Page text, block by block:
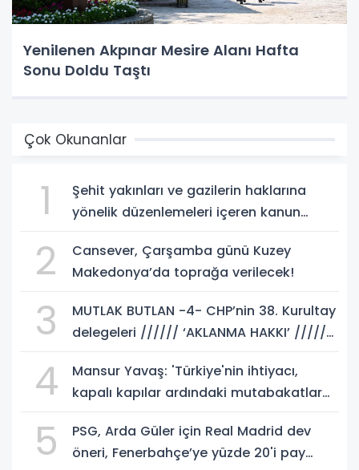
Yenilenen Akpınar Mesire Alanı Hafta
Sonu Doldu Taştı
Çok Okunanlar
1
Şehit yakınları ve gazilerin haklarına
yönelik düzenlemeleri içeren kanun
2
Cansever, Çarşamba günü Kuzey
Makedonya’da toprağa verilecek!
3
MUTLAK BUTLAN -4- CHP’nin 38. Kurultay
delegeleri ////// ‘AKLANMA HAKKI’ //////
4
Mansur Yavaş: 'Türkiye'nin ihtiyacı,
kapalı kapılar ardındaki mutabakatlar
5
PSG, Arda Güler için Real Madrid dev
öneri, Fenerbahçe’ye yüzde 20'i pay